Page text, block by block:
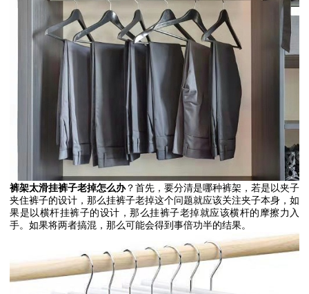
裤架太滑挂裤子老掉怎么办？首先，要分清是哪种裤架，若是以夹子
夹住裤子的设计，那么挂裤子老掉这个问题就应该关注夹子本身，如
果是以横杆挂裤子的设计，那么挂裤子老掉就应该横杆的摩擦力入
手。如果将两者搞混，那么可能会得到事倍功半的结果。